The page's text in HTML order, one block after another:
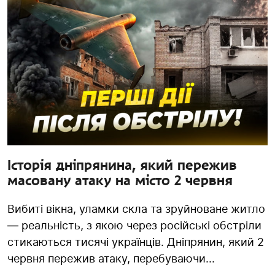
Історія дніпрянина, який пережив
масовану атаку на місто 2 червня
Вибиті вікна, уламки скла та зруйноване житло
— реальність, з якою через російські обстріли
стикаються тисячі українців. Дніпрянин, який 2
червня пережив атаку, перебуваючи...